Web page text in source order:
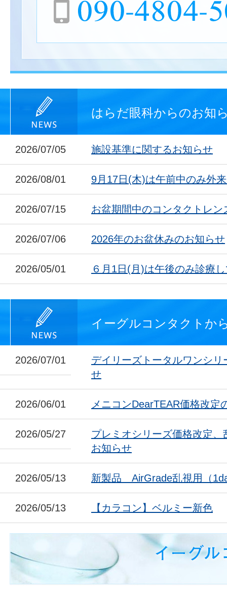
はらだ眼科からのお知
2026/07/05 施設基準に関するお知らせ
2026/08/01 9月17日(木)は午前中のみ外
2026/07/15 お盆期間中のコンタクトレン
2026/07/06 2026年のお盆休みのお知らせ
2026/05/01 ６月1日(月)は午後のみ診療
イーグルコンタクトか
2026/07/01
デイリーズトータルワンシ
せ
2026/06/01 メニコンDearTEAR価格改定
2026/05/27
プレミオシリーズ価格改定
お知らせ
2026/05/13 新製品 AirGrade乱視用（
2026/05/13 【カラコン】ベルミー新色